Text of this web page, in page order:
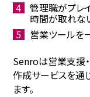
管理職がプレ
時間が取れな
営業ツールを
Senroは営業支援
作成サービスを通
ます。